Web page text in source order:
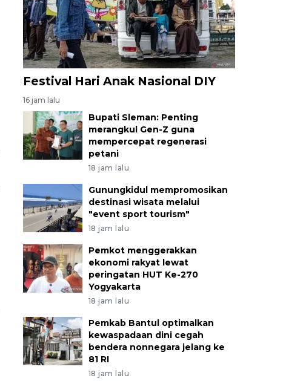
Festival Hari Anak Nasional DIY
16 jam lalu
Bupati Sleman: Penting
merangkul Gen-Z guna
mempercepat regenerasi
petani
18 jam lalu
Gunungkidul mempromosikan
destinasi wisata melalui
"event sport tourism"
18 jam lalu
Pemkot menggerakkan
ekonomi rakyat lewat
peringatan HUT Ke-270
Yogyakarta
18 jam lalu
Pemkab Bantul optimalkan
kewaspadaan dini cegah
bendera nonnegara jelang ke
81 RI
18 jam lalu